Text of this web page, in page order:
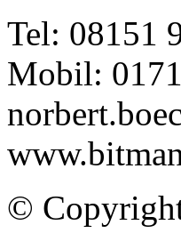
Tel: 08151
Mobil:
©